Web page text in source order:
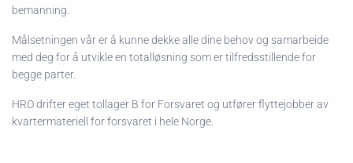
bemanning.
Målsetningen vår er å kunne dekke alle dine behov og samarbeide
med deg for å utvikle en totalløsning som er tilfredsstillende for
begge parter.
HRO drifter eget tollager B for Forsvaret og utfører flyttejobber av
kvartermateriell for forsvaret i hele Norge.